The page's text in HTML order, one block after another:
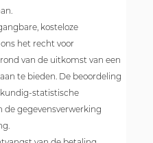
kosteloze
het recht voor
van de uitkomst van een
te bieden. De beoordeling
statistische
de gegevensverwerking